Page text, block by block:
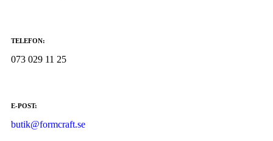
TELEFON:
073 029 11 25
E-POST:
butik@formcraft.se